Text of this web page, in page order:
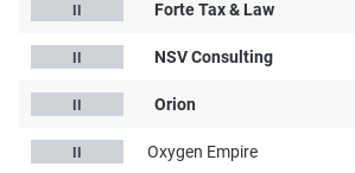
Forte Tax & Law
NSV Consulting
Orion
Oxygen Empire